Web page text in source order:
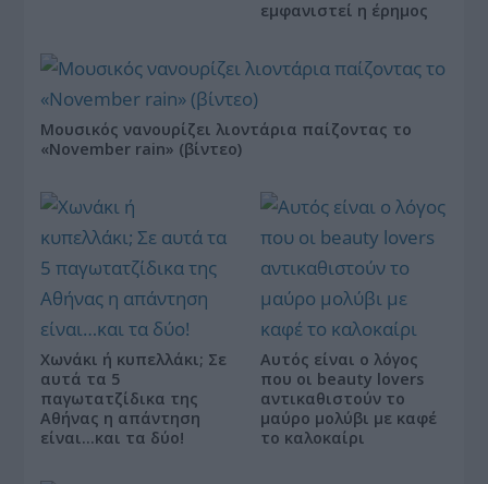
εμφανιστεί η έρημος
Μουσικός νανουρίζει λιοντάρια παίζοντας το
«November rain» (βίντεο)
Χωνάκι ή κυπελλάκι; Σε
αυτά τα 5
παγωτατζίδικα της
Αθήνας η απάντηση
είναι…και τα δύο!
Αυτός είναι ο λόγος
που οι beauty lovers
αντικαθιστούν το
μαύρο μολύβι με καφέ
το καλοκαίρι